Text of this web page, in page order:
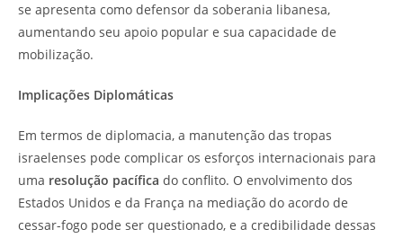
se apresenta como defensor da soberania libanesa,
aumentando seu apoio popular e sua capacidade de
mobilização.
Implicações Diplomáticas
Em termos de diplomacia, a manutenção das tropas
israelenses pode complicar os esforços internacionais para
uma resolução pacífica do conflito. O envolvimento dos
Estados Unidos e da França na mediação do acordo de
cessar-fogo pode ser questionado, e a credibilidade dessas